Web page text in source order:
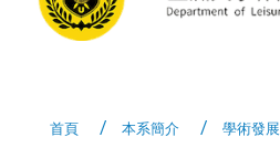
首頁 本系簡介 學術發展